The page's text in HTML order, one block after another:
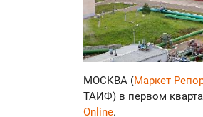
МОСКВА (Маркет
ТАИФ) в первом
Online.